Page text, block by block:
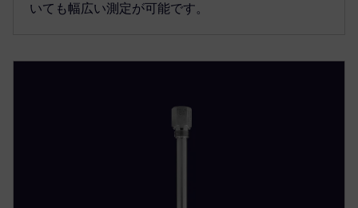
いても幅広い測定が可能です。